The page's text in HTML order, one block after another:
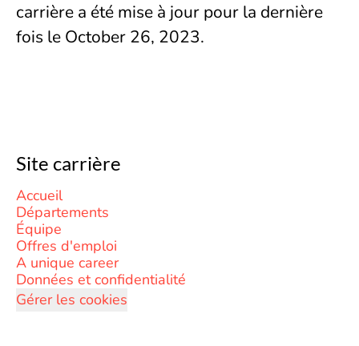
carrière a été mise à jour pour la dernière
fois le October 26, 2023.
Site carrière
Accueil
Départements
Équipe
Offres d'emploi
A unique career
Données et confidentialité
Gérer les cookies